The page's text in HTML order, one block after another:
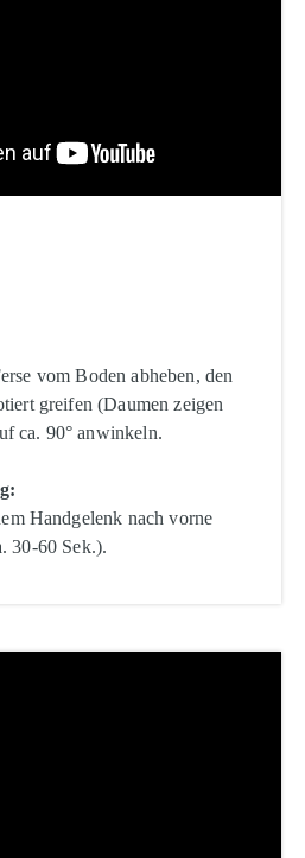
vom Boden abheben, den
greifen (Daumen zeigen
ca. 90° anwinkeln.
Handgelenk nach vorne
30-60 Sek.).